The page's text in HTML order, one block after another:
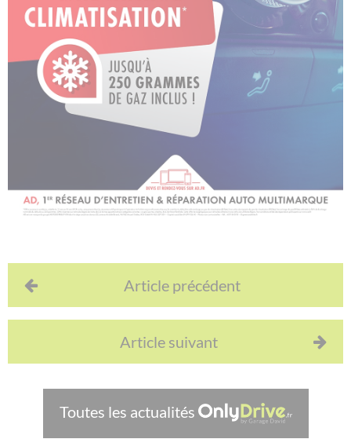
Article précédent
Article suivant
Toutes les actualités